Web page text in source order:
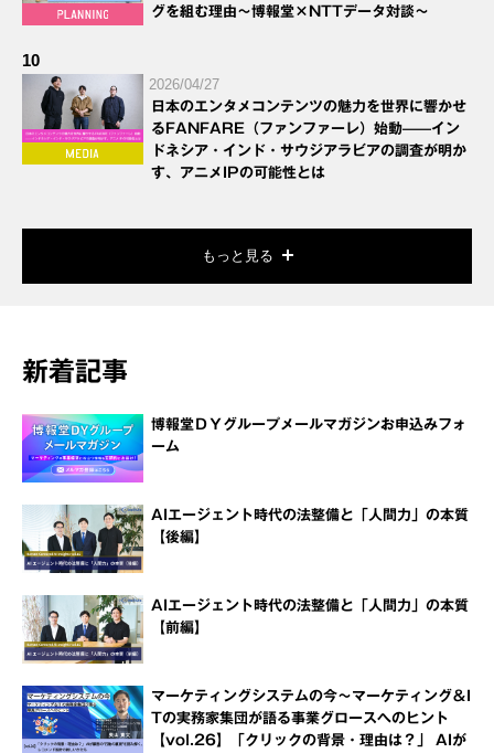
グを組む理由～博報堂×NTTデータ対談～
10
2026/04/27
日本のエンタメコンテンツの魅力を世界に響かせ
るFANFARE（ファンファーレ）始動——イン
ドネシア・インド・サウジアラビアの調査が明か
す、アニメIPの可能性とは
もっと見る
新着記事
博報堂ＤＹグループメールマガジンお申込みフォ
ーム
AIエージェント時代の法整備と「人間力」の本質
【後編】
AIエージェント時代の法整備と「人間力」の本質
【前編】
マーケティングシステムの今～マーケティング＆I
Tの実務家集団が語る事業グロースへのヒント
【vol.26】「クリックの背景・理由は？」 AIが